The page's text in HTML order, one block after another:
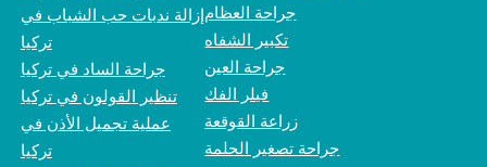
إزالة ندبات حب الشباب في
تركيا
جراحة الساد في تركيا
تنظير القولون في تركيا
عملية تجميل الأذن في
تركيا
جراحة العظام
تكبير الشفاه
جراحة العين
فيلر الفك
زراعة القوقعة
جراحة تصغير الحلمة